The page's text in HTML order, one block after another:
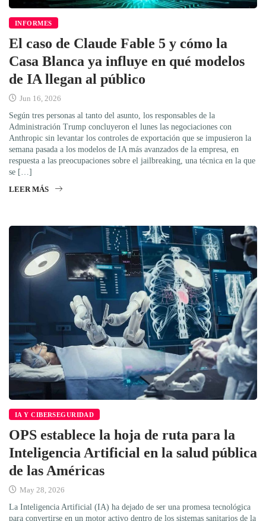
INFORMES
El caso de Claude Fable 5 y cómo la
Casa Blanca ya influye en qué modelos
de IA llegan al público
Jun 16, 2026
Según tres personas al tanto del asunto, los responsables de la
Administración Trump concluyeron el lunes las negociaciones con
Anthropic sin levantar los controles de exportación que se impusieron la
semana pasada a los modelos de IA más avanzados de la empresa, en
respuesta a las preocupaciones sobre el jailbreaking, una técnica en la que
se […]
LEER MÁS
IA Y CIBERSEGURIDAD
OPS establece la hoja de ruta para la
Inteligencia Artificial en la salud pública
de las Américas
May 28, 2026
La Inteligencia Artificial (IA) ha dejado de ser una promesa tecnológica
para convertirse en un motor activo dentro de los sistemas sanitarios de la